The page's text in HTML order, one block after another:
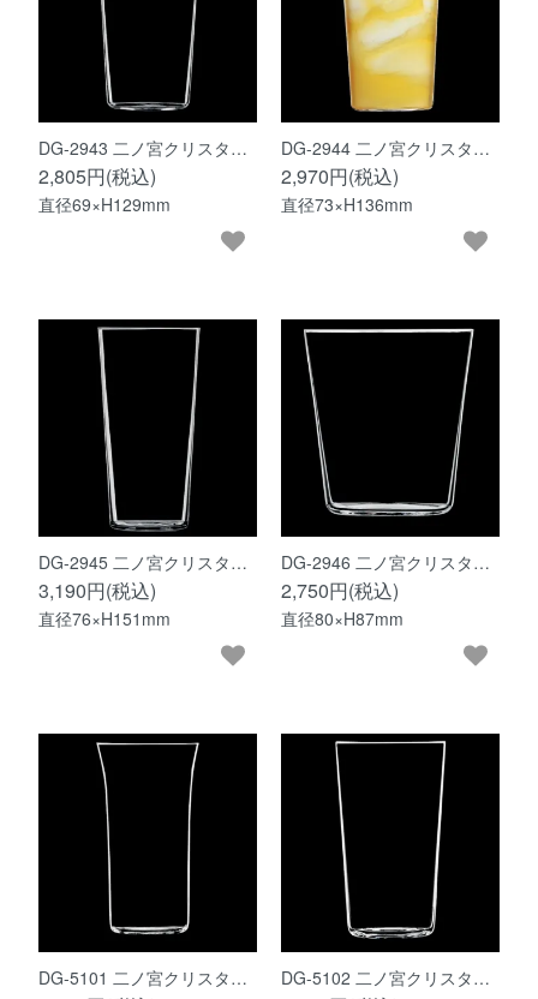
DG-2943 二ノ宮クリスタ…
2,805円(税込)
直径69×H129mm
DG-2944 二ノ宮クリスタ…
2,970円(税込)
直径73×H136mm
DG-2945 二ノ宮クリスタ…
3,190円(税込)
直径76×H151mm
DG-2946 二ノ宮クリスタ…
2,750円(税込)
直径80×H87mm
DG-5101 二ノ宮クリスタ… DG-5102 二ノ宮クリスタ…